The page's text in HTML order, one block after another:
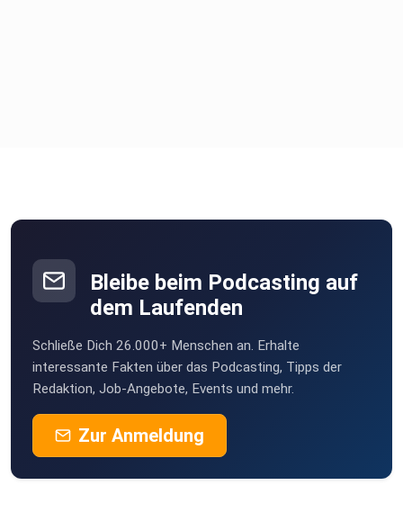
Bleibe beim Podcasting auf
dem Laufenden
Schließe Dich 26.000+ Menschen an. Erhalte
interessante Fakten über das Podcasting, Tipps der
Redaktion, Job-Angebote, Events und mehr.
Zur Anmeldung